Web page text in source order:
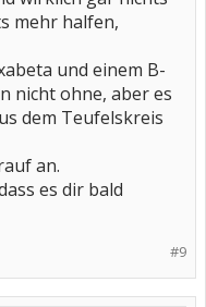
mehr halfen,
und einem B-
nicht ohne, aber es
dem Teufelskreis
an.
es dir bald
#9